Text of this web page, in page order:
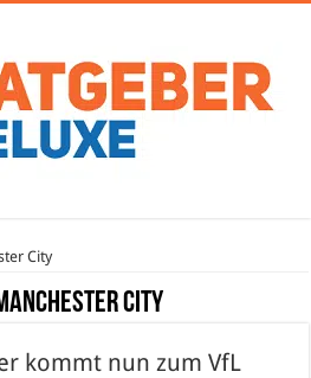
City
City
kommt nun zum VfL